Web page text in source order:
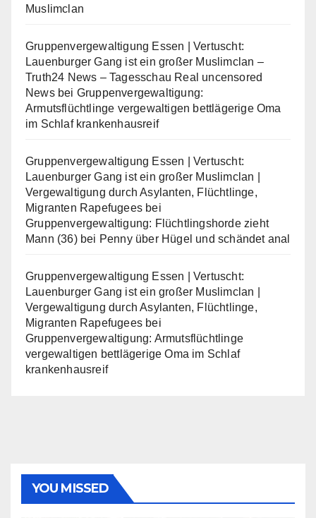
Muslimclan
Gruppenvergewaltigung Essen | Vertuscht:
Lauenburger Gang ist ein großer Muslimclan –
Truth24 News – Tagesschau Real uncensored
Newsbei Gruppenvergewaltigung:
Armutsflüchtlinge vergewaltigen bettlägerige Oma
im Schlaf krankenhausreif
Gruppenvergewaltigung Essen | Vertuscht:
Lauenburger Gang ist ein großer Muslimclan |
Vergewaltigung durch Asylanten, Flüchtlinge,
Migranten Rapefugees bei
Gruppenvergewaltigung: Flüchtlingshorde zieht
Mann (36) bei Penny über Hügel und schändet anal
Gruppenvergewaltigung Essen | Vertuscht:
Lauenburger Gang ist ein großer Muslimclan |
Vergewaltigung durch Asylanten, Flüchtlinge,
Migranten Rapefugees bei
Gruppenvergewaltigung: Armutsflüchtlinge
vergewaltigen bettlägerige Oma im Schlaf
krankenhausreif
YOU MISSED